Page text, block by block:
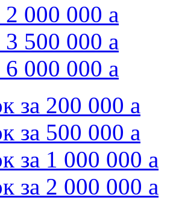
000 000 a
500 000 a
000 000 a
за 200 000 a
за 500 000 a
за 1 000 000 a
за 2 000 000 a